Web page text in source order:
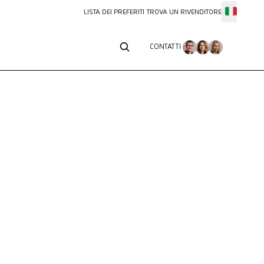
LISTA DEI PREFERITI TROVA UN RIVENDITORE
CONTATTI